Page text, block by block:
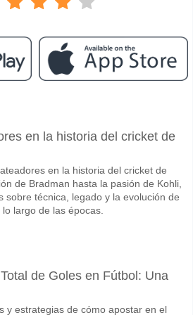
08 May 2026 20:00.
partido, con una probabilidad de 43%
en el partido Hull v Millwall?
con un porcentaje de 55%.
de resultado correcto para Hull v
probar el Resultado Correcto de 1-2
en la historia del cricket de
en la historia del cricket de
de Bradman hasta la pasión de Kohli,
sobre técnica, legado y la evolución de
largo de las épocas.
de Goles en Fútbol: Una
y estrategias de cómo apostar en el